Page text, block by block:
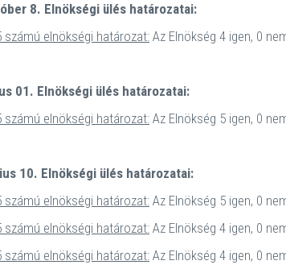
8. Elnökségi ülés határozatai:
számú elnökségi határozat: Az Elnökség 4 igen, 0
01. Elnökségi ülés határozatai:
számú elnökségi határozat: Az Elnökség 5 igen, 0
10. Elnökségi ülés határozatai:
számú elnökségi határozat: Az Elnökség 5 igen, 0
számú elnökségi határozat: Az Elnökség 4 igen, 0
számú elnökségi határozat: Az Elnökség 4 igen, 0